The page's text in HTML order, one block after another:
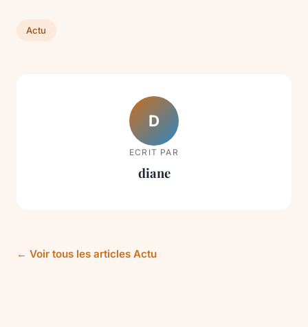
Actu
D
ECRIT PAR
diane
← Voir tous les articles Actu